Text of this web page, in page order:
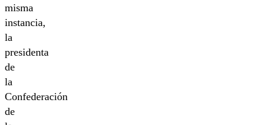
misma
instancia,
la
presidenta
de
la
Confederación
de